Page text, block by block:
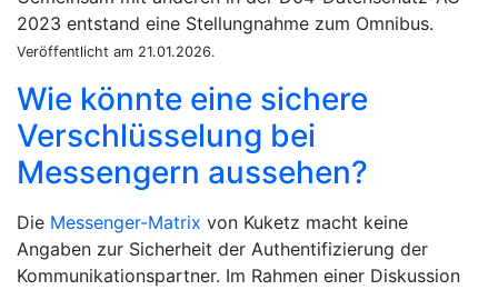
2023 entstand eine Stellungnahme zum Omnibus.
Veröffentlicht am 21.01.2026.
Wie könnte eine sichere
Verschlüsselung bei
Messengern aussehen?
Die Messenger-Matrix von Kuketz macht keine
Angaben zur Sicherheit der Authentifizierung der
Kommunikationspartner. Im Rahmen einer Diskussion